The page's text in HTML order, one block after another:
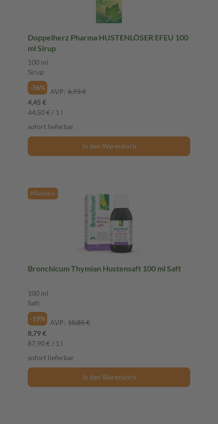
Doppelherz Pharma HUSTENLÖSER EFEU 100
ml Sirup
100 ml
Sirup
-36%
AVP: 6,93 €
4,45 €
44,50 € / 1 l
sofort lieferbar
In den Warenkorb
Pflanzlich
Bronchicum Thymian Hustensaft 100 ml Saft
100 ml
Saft
-19%
AVP: 10,85 €
8,79 €
87,90 € / 1 l
sofort lieferbar
In den Warenkorb